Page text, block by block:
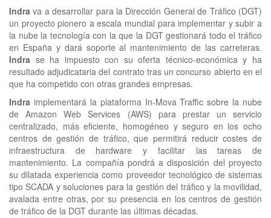
Indrava a desarrollar para la Dirección General de Tráfico (DGT)
un proyecto pionero a escala mundial para implementar y subir a
la nube la tecnología con la que la DGT gestionará todo el tráfico
en España y dará soporte al mantenimiento de las carreteras.
Indra se ha impuesto con su oferta técnico-económica y ha
resultado adjudicataria del contrato tras un concurso abierto en el
que ha competido con otras grandes empresas.
Indra implementará la plataforma In-Mova Traffic sobre la nube
de Amazon Web Services (AWS) para prestar un servicio
centralizado, más eficiente, homogéneo y seguro en los ocho
centros de gestión de tráfico, que permitirá reducir costes de
infraestructura de hardware y facilitar las tareas de
mantenimiento. La compañía pondrá a disposición del proyecto
su dilatada experiencia como proveedor tecnológico de sistemas
tipo SCADA y soluciones para la gestión del tráfico y la movilidad,
avalada entre otras, por su presencia en los centros de gestión
de tráfico de la DGT durante las últimas décadas.